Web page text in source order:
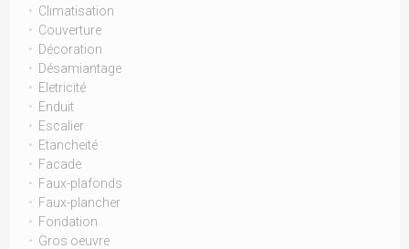
Climatisation
Couverture
Décoration
Désamiantage
Eletricité
Enduit
Escalier
Etancheité
Facade
Faux-plafonds
Faux-plancher
Fondation
Gros oeuvre